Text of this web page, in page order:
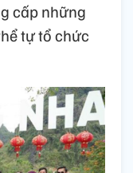
cấp những
tự tổ chức